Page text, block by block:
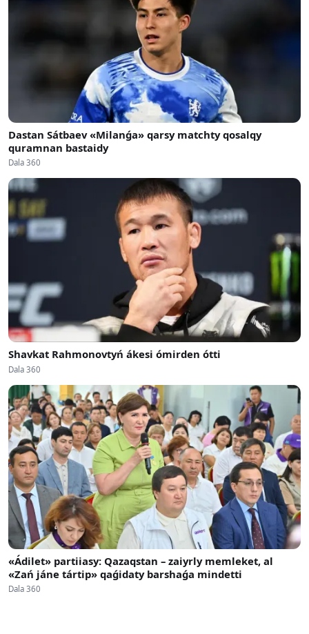
Dastan Sátbaev «Milanǵa» qarsy matchty qosalqy
quramnan bastaidy
Dala 360
Shavkat Rahmonovtyń ákesi ómirden ótti
Dala 360
«Ádilet» partiiasy: Qazaqstan – zaiyrly memleket, al
«Zań jáne tártip» qaǵidaty barshaǵa mindetti
Dala 360